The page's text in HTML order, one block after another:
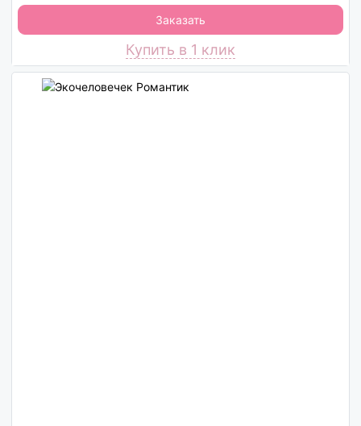
Заказать
Купить в 1 клик